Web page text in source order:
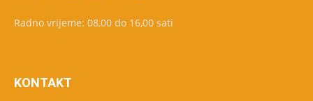
Radno vrijeme: 08,00 do 16,00 sati
KONTAKT